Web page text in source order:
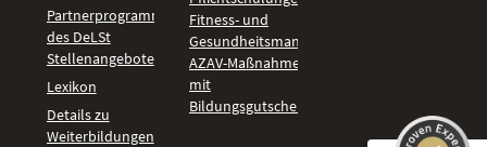
Partnerprogramm
des DeLSt
Stellenangebote
Lexikon
Details zu
Weiterbildungen
Fitness- und
Gesundheitsmanagement
AZAV-Maßnahmen
mit
Bildungsgutschein